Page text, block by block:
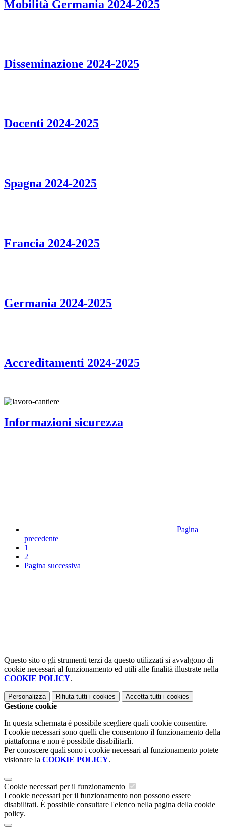
Mobilità Germania 2024-2025
Disseminazione 2024-2025
Docenti 2024-2025
Spagna 2024-2025
Francia 2024-2025
Germania 2024-2025
Accreditamenti 2024-2025
Informazioni sicurezza
Pagina
precedente
1
2
Pagina successiva
Questo sito o gli strumenti terzi da questo utilizzati si avvalgono di
cookie necessari al funzionamento ed utili alle finalità illustrate nella
COOKIE POLICY.
Personalizza Rifiuta tutti i cookies Accetta tutti i cookies
Gestione cookie
In questa schermata è possibile scegliere quali cookie consentire.
I cookie necessari sono quelli che consentono il funzionamento della
piattaforma e non è possibile disabilitarli.
Per conoscere quali sono i cookie necessari al funzionamento potete
visionare la COOKIE POLICY.
Cookie necessari per il funzionamento
I cookie necessari per il funzionamento non possono essere
disabilitati. È possibile consultare l'elenco nella pagina della cookie
policy.